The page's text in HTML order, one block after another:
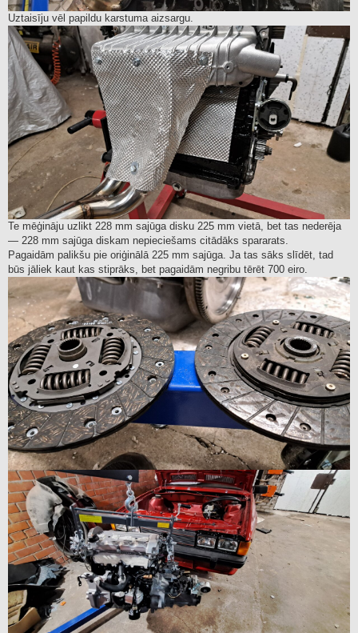
Uztaisīju vēl papildu karstuma aizsargu.
Te mēģināju uzlikt 228 mm sajūga disku 225 mm vietā, bet tas nederēja
— 228 mm sajūga diskam nepieciešams citādāks spararats.
Pagaidām palikšu pie oriģinālā 225 mm sajūga. Ja tas sāks slīdēt, tad
būs jāliek kaut kas stiprāks, bet pagaidām negribu tērēt 700 eiro.